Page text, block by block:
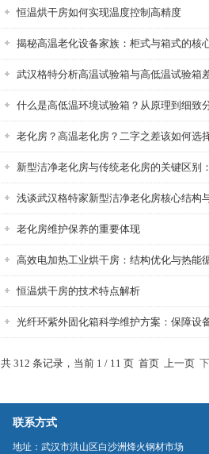
恒温烘干房如何实现温度控制高精度
揭秘高温老化设备家族：柜式与箱式的核
武汉格特分析高温试验箱与高低温试验箱
什么是高低温环境试验箱？从原理到细致
老化房？高温老化房？二字之差该如何选
新型洁净老化房与传统老化房的关键区别
浅谈武汉格特家新型洁净老化房核心结构
老化房维护保养的重要体现
高效电加热工业烘干房：结构优化与热能
恒温烘干房的技术特点解析
光纤环紫外固化箱科学维护方案：保障设
共 312 条记录，当前 1 / 11 页 首页 上一页
联系方式
地址：武汉市洪山区白沙洲烽火钢材市场